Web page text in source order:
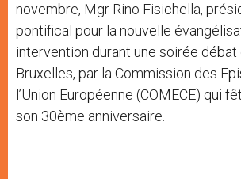
novembre, Mgr Rino Fisichella,
pontifical pour la nouvelle
intervention durant une soirée débat
Bruxelles, par la Commission des
l’Union Européenne (COMECE) qui
son 30ème anniversaire.